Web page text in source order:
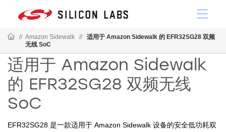
// Amazon Sidewalk //
适用于 Amazon Sidewalk 的 EFR32SG28 双频
无线 SoC
适用于 Amazon Sidewalk
的 EFR32SG28 双频无线
SoC
EFR32SG28 是一款适用于 Amazon Sidewalk 设备的安全低功耗双